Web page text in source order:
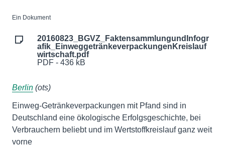
Ein Dokument
20160823_BGVZ_FaktensammlungundInfogr
afik_EinweggetränkeverpackungenKreislauf
wirtschaft.pdf
PDF - 436 kB
Berlin (ots)
Einweg-Getränkeverpackungen mit Pfand sind in
Deutschland eine ökologische Erfolgsgeschichte, bei
Verbrauchern beliebt und im Wertstoffkreislauf ganz weit
vorne